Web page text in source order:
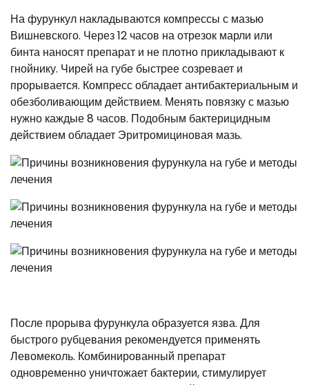
На фурункул накладываются компрессы с мазью
Вишневского. Через 12 часов на отрезок марли или
бинта наносят препарат и не плотно прикладывают к
гнойнику. Чирей на губе быстрее созревает и
прорывается. Компресс обладает антибактериальным и
обезболивающим действием. Менять повязку с мазью
нужно каждые 8 часов. Подобным бактерицидным
действием обладает Эритромициновая мазь.
После прорыва фурункула образуется язва. Для
быстрого рубцевания рекомендуется применять
Левомеколь. Комбинированный препарат
одновременно уничтожает бактерии, стимулирует